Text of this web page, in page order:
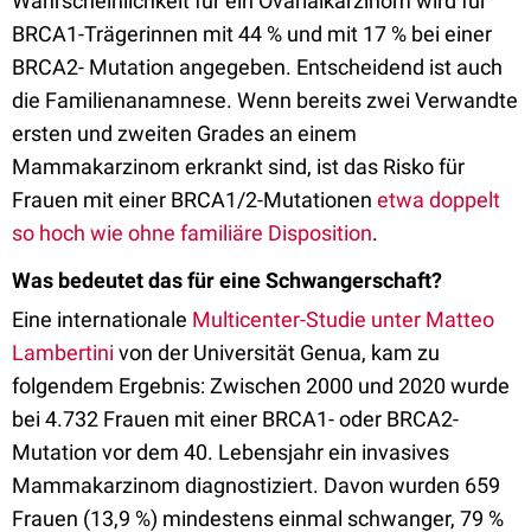
BRCA1-Trägerinnen mit 44 % und mit 17 % bei einer
BRCA2- Mutation angegeben. Entscheidend ist auch
die Familienanamnese. Wenn bereits zwei Verwandte
ersten und zweiten Grades an einem
Mammakarzinom erkrankt sind, ist das Risko für
Frauen mit einer BRCA1/2-Mutationen etwa doppelt
so hoch wie ohne familiäre Disposition.
Was bedeutet das für eine Schwangerschaft?
Eine internationale Multicenter-Studie unter Matteo
Lambertini von der Universität Genua, kam zu
folgendem Ergebnis: Zwischen 2000 und 2020 wurde
bei 4.732 Frauen mit einer BRCA1- oder BRCA2-
Mutation vor dem 40. Lebensjahr ein invasives
Mammakarzinom diagnostiziert. Davon wurden 659
Frauen (13,9 %) mindestens einmal schwanger, 79 %